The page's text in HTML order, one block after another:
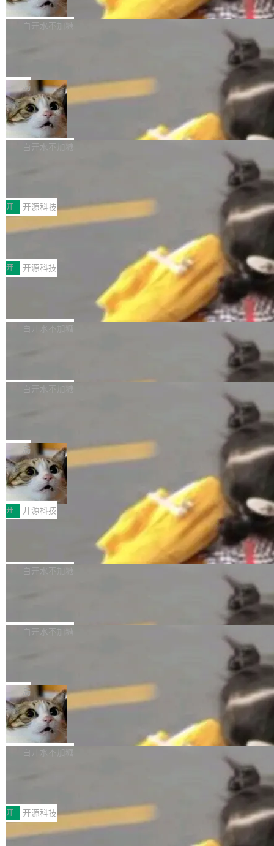
的。 从 deb 到 snap 的迁移路径 hwctl 是 rust-
hwlib 硬件 API 库的一部分，命令行工具负责查
ation 就曝出她将重回 OpenAI，负责递归自我
改进方向的研究。她是 Thinking Machines 过
一在人才争夺战中失血的公司。六月，Google
连失两员大将：Noam Shazeer 去了 Op...
FFmpeg 9.0 现已发布，包含多项改进。官方更
新日志列出的 9.0 版本主要更新内容如下： 扩
er HE-AAC 960 解码 (DAB+) transpose_cuda
filter 添加 AMF Frame Rate Converter (vf_frc
_amf) filter SMPTE 2094-50 元数据支持和直
通 ProRes RAW VideoToolbox 硬件加速器 AP
V ...
白开水不加糖
Code 在 X 上发帖：「DeepSeek Flash did 8T
tokens on August 1st. 5T of free usage + 3T
on OpenCode Go.」79.8 万次浏览，连带着 #
DeepSeek一天消耗了8万亿# 上了微博热搜——
注意这是 OpenCode 一家的消耗。 OpenCode
不完。」5T 来自免费额度，3T 来自 Go...
局
NetBSD 11.0 正式发布
NetBSD 11.0 现已正式发布，这是 NetBSD 操
作系统的第十八个主要版本。 自 NetBSD 10.1
ve JH71XX 的设备，例如 VisionFive 2、PINE
64 STAR64，以及 QEMU。 增强了对 POSIX.1
-2024 和 C23 编程接口标准的兼容性。 compat
_linux(8) 增强了对 Linux 系统调用的支持，包
括 epoll（围绕 kqueue 实现）、POSIX 消息队
列、...
白开水不加糖
案
享会在上海举办。鸿蒙生态的全场景智慧营销平
台鲸鸿动能协同华为游戏中心，面向游戏行业开
发者及生态伙伴，系统呈现了平台在游戏领域的
完整能力版图——从IAP高价值用户的全周期经
营、到IAA游戏的“买变一体”正循环、再到联运与
广告协同的全链路经营闭环，以及面向全球市场
的出海增长布局。 华为终端云业务商业化销售负
责人在开场致辞中表示，游戏开发者的核心诉求
已不再是“多一个投放渠道”，而是一套能够持续
高质量游戏...
开 开源科技
技嘉X3D系列再添新成员 B850 AORU
面向AMD Ryzen X3D处理器玩家，技嘉X3D系
列主板阵容迎来新成员——B850 AORUS ELITE
X3D。作为面向主流高性能平台打造的全新主板
产品，B850 AORUS ELITE X3D延续技嘉在X3
D平台优化上的技术积累，旨在为游戏玩家带来
更稳定、更高效的装机选择。 B850 AORUS ELI
式2.0，可根据不同使用场景释放处理器潜力，
开 开源科技
Zadig v5.0 发布：AI 发布专员与 AI 审
我们团队这几天最大的卡点不是 AI 写得不够
好，是 AI 写得太好了。 好到审查排期从两天的
过 1528 名开发者，85% 说 AI 把瓶颈从写代码
白开水不加糖
数据库，有一个图形后端。作为一个原生的 Gra
布，具体更新内容包括： feat(zero)：Zero 现
支持 --security superflag（token=...;whitelist
=...），与 Alpha 版本的格式一致，并据此对其
管理 HTTP 端点进行授权。 <blockquote> <p>
<span><strong>警告：</strong>&nbsp;Zero
的 admin ...
白开水不加糖
块钱的玩意儿——一根小竹签，一个竹筒，一头
系着涂了松香的线。甩起来，竹膜震动，发出“哇
——哇”的蝉鸣声。实物越来越难找了，有开发者
把它做成了 Web 玩具，放在 zhuzhiliao.imsai.c
c 上，并在 GitHub 开源。 玩法很简单：按住屏
幕画圈，或者直接甩手机。页面会实时显示转速
（圈/秒），声音来自真实竹知了录音的 1.72 秒
采样，无缝循环。音频解码失败时，还有一套合
成兜底——锯齿波振荡器模拟脉冲，并联带通共
局
30倍效率升级：解锁医学影像数据要素
价值化的真实路径
完成一例腹部CT影像标注，张医生过去需要约1
20个小时。他必须在数百张连续影像上，一笔一
笔勾画边界，一层一层识别肌肉组织。如今，使
用东软飞标医学影像标注平台，同样的工作缩短
至4小时，效率提升30倍。 这组数字背后，改变
的不只是速度，而是把医学影像转化为AI能力的
正，才能成为机器能理解的高质量数据。医学影
张CT影像上完成像素级精细分割，让系统"...
开 开源科技
Apache Dubbo-go v3.3.2 正式发布
这个版本面向生产环境，重心在内核稳定性。我
们彻底收敛了旧配置体系，扩展了 Triple 协议与
白开水不加糖
理工具。它可以查看，转换，编辑和分类所有主
新功能 macOS：在 Connect/Share 按钮中添加
通过 AirDop 共享书籍的功能 Content server：
支持可向服务器后端添加新端点的插件 Edit boo
k：Compress images：添加将 GIF 图像转换为
JPEG/WebP 的选项 ToC Editor：添加一个按
白开水不加糖
ube 视频，标题是"SwiftUI 七年后：一个平庸的
故事"。视频核心观点很简单：SwiftUI 发布七年
了，仍然像一个永久公测版。 Manshin 从数据
流、布局系统、API 稳定性、性能、跨平台五个
维度逐一批判了 SwiftUI。最让人印象深刻的一
一，界面错位。他说这个问题"两年前就发现了，
至今没变"。 数据流方面，Manshin 指出 SwiftU
I 的属性包装器演进史...
局
DBeaver 26.1.4 发布
DBeaver 是一个免费开源的通用数据库工具，适
用于开发人员和数据库管理员。DBeaver 26.1.4
AI 聊天功能（添加了一些快捷键）</span></li>
<li><span style="color:#000000">新增了始终
在新 SQL 控制台中打开 AI 生成的脚本的功能</
白开水不加糖
2026卫星活动——第二届多语种对话语音语言模
型挑战赛 （Multilingual Conversational Speec
h Language Model Challenge，MLC-SLM）T
开 开源科技
Qwen3.8-Max 发布，下周开源 Qwen3.